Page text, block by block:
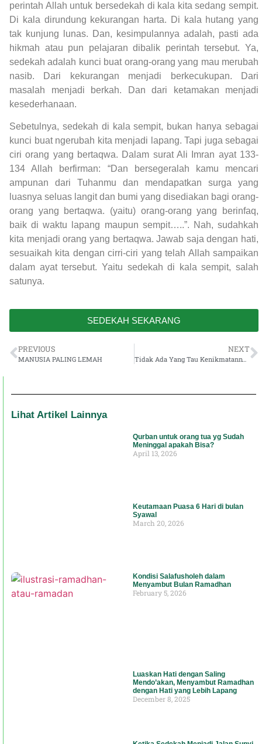
perintah Allah untuk bersedekah di kala kita sedang sempit.
Di kala dirundung kekurangan harta. Di kala hutang yang
tak kunjung lunas. Dan, kesimpulannya adalah, pasti ada
hikmah atau pun pelajaran dibalik perintah tersebut. Ya,
sedekah adalah kunci buat orang-orang yang mau merubah
nasib. Dari kekurangan menjadi berkecukupan. Dari
masalah menjadi berkah. Dan dari ketamakan menjadi
kesederhanaan.
Sebetulnya, sedekah di kala sempit, bukan hanya sebagai
kunci buat ngerubah kita menjadi lapang. Tapi juga sebagai
ciri orang yang bertaqwa. Dalam surat Ali Imran ayat 133-
134 Allah berfirman: “Dan bersegeralah kamu mencari
ampunan dari Tuhanmu dan mendapatkan surga yang
luasnya seluas langit dan bumi yang disediakan bagi orang-
orang yang bertaqwa. (yaitu) orang-orang yang berinfaq,
baik di waktu lapang maupun sempit…..”. Nah, sudahkah
kita menjadi orang yang bertaqwa. Jawab saja dengan hati,
sesuaikah kita dengan cirri-ciri yang telah Allah sampaikan
dalam ayat tersebut. Yaitu sedekah di kala sempit, salah
satunya.
SEDEKAH SEKARANG
PREVIOUS
MANUSIA PALING LEMAH
NEXT
Tidak Ada Yang Tau Kenikmatannya Kecuali Orang Yang Sudah Merasakannya
Lihat Artikel Lainnya
Qurban untuk orang tua yg Sudah
Meninggal apakah Bisa?
April 13, 2026
Keutamaan Puasa 6 Hari di bulan
Syawal
March 20, 2026
Kondisi Salafusholeh dalam
Menyambut Bulan Ramadhan
February 5, 2026
Luaskan Hati dengan Saling
Mendo’akan, Menyambut Ramadhan
dengan Hati yang Lebih Lapang
December 8, 2025